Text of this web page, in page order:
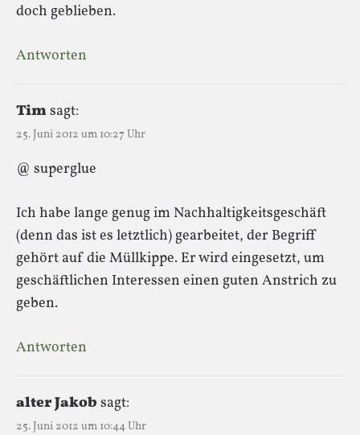
doch geblieben.
Antworten
Timsagt:
25. Juni 2012 um 10:27 Uhr
@ superglue
Ich habe lange genug im Nachhaltigkeitsgeschäft
(denn das ist es letztlich) gearbeitet, der Begriff
gehört auf die Müllkippe. Er wird eingesetzt, um
geschäftlichen Interessen einen guten Anstrich zu
geben.
Antworten
alter Jakob sagt:
25. Juni 2012 um 10:44 Uhr